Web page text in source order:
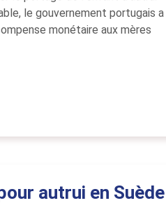
le gouvernement portugais a
monétaire aux mères
autrui en Suède